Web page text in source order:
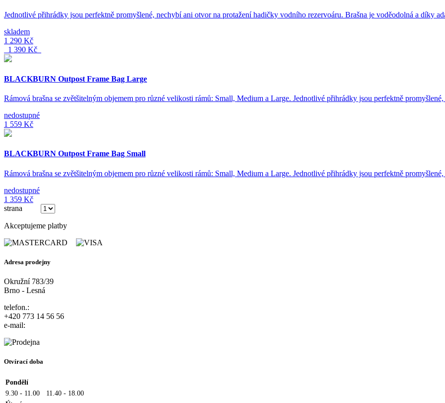
Jednotlivé přihrádky jsou perfektně promyšlené, nechybí ani otvor na protažení hadičky vodního rezervoáru. Brašna je voděodolná a díky
skladem
1 290 Kč
1 390 Kč
BLACKBURN Outpost Frame Bag Large
Rámová brašna se zvětšitelným objemem pro různé velikosti rámů: Small, Medium a Large. Jednotlivé přihrádky jsou perfektně
nedostupné
1 559 Kč
BLACKBURN Outpost Frame Bag Small
Rámová brašna se zvětšitelným objemem pro různé velikosti rámů: Small, Medium a Large. Jednotlivé přihrádky jsou perfektně
nedostupné
1 359 Kč
strana
Akceptujeme platby
Adresa prodejny
Okružní 783/39
Brno - Lesná
telefon.:
+420 773 14 56 56
e-mail:
Otvírací doba
Pondělí
9.30 - 11.00
11.40 - 18.00